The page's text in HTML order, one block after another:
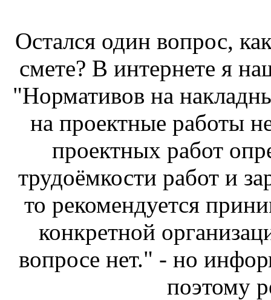
Остался один вопрос,
смете? В интернете я
"Нормативов на
на проектные работы
проектных работ
трудоёмкости работ и
то рекомендуется
конкретной
вопросе нет." - но
поэтому